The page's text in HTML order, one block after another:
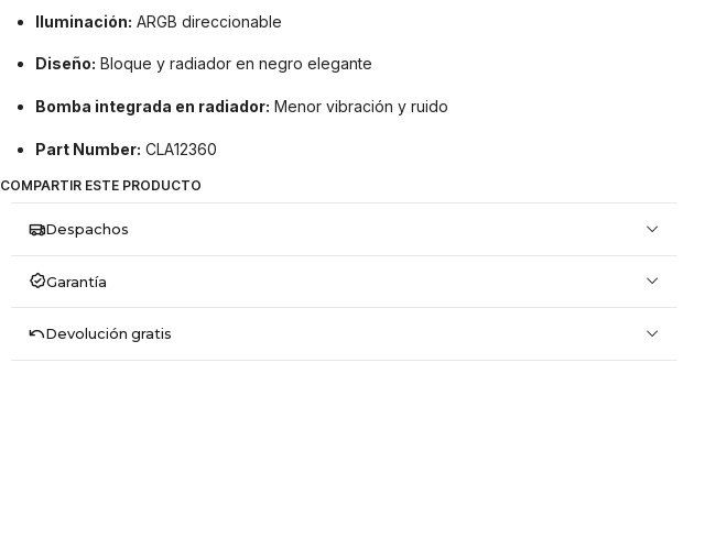
Iluminación: ARGB direccionable
Diseño: Bloque y radiador en negro elegante
Bomba integrada en radiador: Menor vibración y ruido
Part Number: CLA12360
COMPARTIR ESTE PRODUCTO
Despachos
Garantía
Devolución gratis